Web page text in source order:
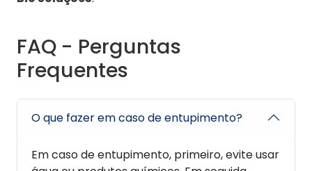
FAQ - Perguntas
Frequentes
O que fazer em caso de entupimento?
Em caso de entupimento, primeiro, evite usar